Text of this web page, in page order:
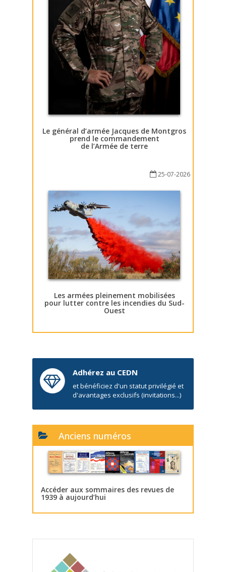
Le général d’armée Jacques de Montgros
prend le commandement
de l’Armée de terre
25-07-2026
Les armées pleinement mobilisées
pour lutter contre les incendies du Sud-
Ouest
Adhérez au CEDN
et bénéficiez d'un statut privilégié et
d'avantages exclusifs (invitations...)
Anciens numéros
Accéder aux sommaires des revues de
1939 à aujourd’hui